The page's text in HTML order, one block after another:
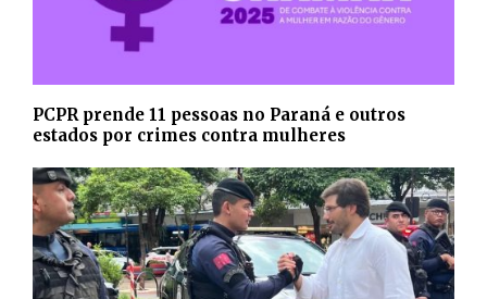
PCPR prende 11 pessoas no Paraná e outros
estados por crimes contra mulheres